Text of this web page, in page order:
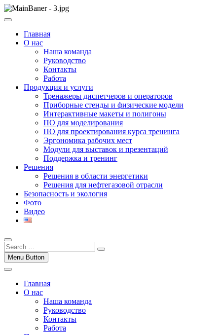
Skip
to
ООО НПП "АТП"
ООО НПП "АТП" – разработка тренажерных комплексов
Главная
О нас
Наша команда
Руководство
Контакты
Работа
Продукция и услуги
Тренажеры диспетчеров и операторов
Приборные стенды и физические модели
Интерактивные макеты и полигоны
ПО для моделирования
ПО для проектирования курса тренинга
Эргономика рабочих мест
Модули для выставок и презентаций
Поддержка и тренинг
Решения
Решения в области энергетики
Решения для нефтегазовой отрасли
Безопасность и экология
Фото
Видео
Menu Button
Главная
О нас
Наша команда
Руководство
Контакты
Работа